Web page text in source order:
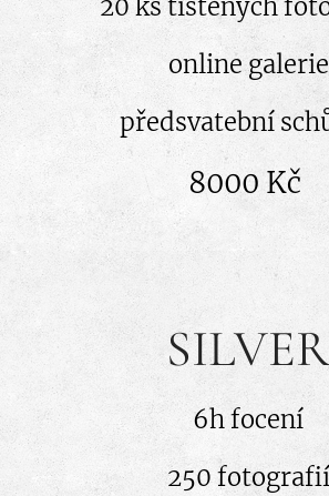
20 ks tištěných
online galerie
předsvatební
8000 Kč
SILVER
6h focení
250 fotografií